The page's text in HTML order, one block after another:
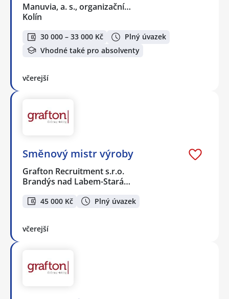
Manuvia, a. s., organizační…
Kolín
30 000 – 33 000 Kč
Plný úvazek
Vhodné také pro absolventy
včerejší
Směnový mistr výroby
Grafton Recruitment s.r.o.
Brandýs nad Labem-Stará…
45 000 Kč Plný úvazek
včerejší